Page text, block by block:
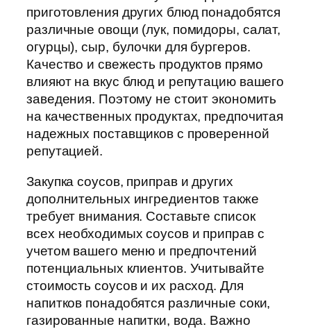
приготовления других блюд понадобятся
различные овощи (лук, помидоры, салат,
огурцы), сыр, булочки для бургеров.
Качество и свежесть продуктов прямо
влияют на вкус блюд и репутацию вашего
заведения. Поэтому не стоит экономить
на качественных продуктах, предпочитая
надежных поставщиков с проверенной
репутацией.
Закупка соусов, приправ и других
дополнительных ингредиентов также
требует внимания. Составьте список
всех необходимых соусов и приправ с
учетом вашего меню и предпочтений
потенциальных клиентов. Учитывайте
стоимость соусов и их расход. Для
напитков понадобятся различные соки,
газированные напитки, вода. Важно